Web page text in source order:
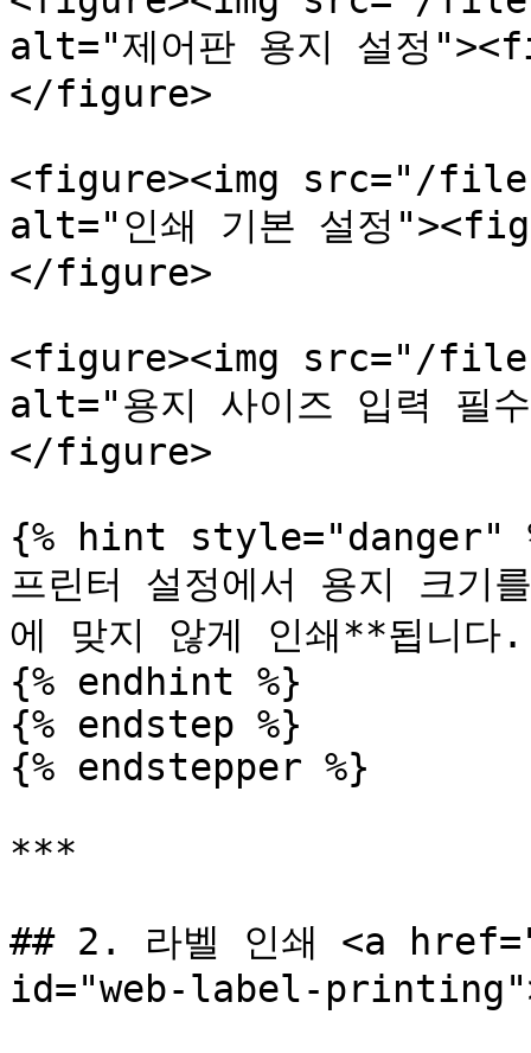
alt="제어판 용지 설정
</figure>
<figure><img src="/files/
alt="인쇄 기본 설정
</figure>
<figure><img src="/
alt="용지 사이즈 입력
</figure>
{% hint style="danger"
프린터 설정에서 용지 크기
에 맞지 않게 인쇄**됩니다.
{% endhint %}
{% endstep %}
{% endstepper %}
***
## 2. 라벨 인쇄 <a
id="web-label-